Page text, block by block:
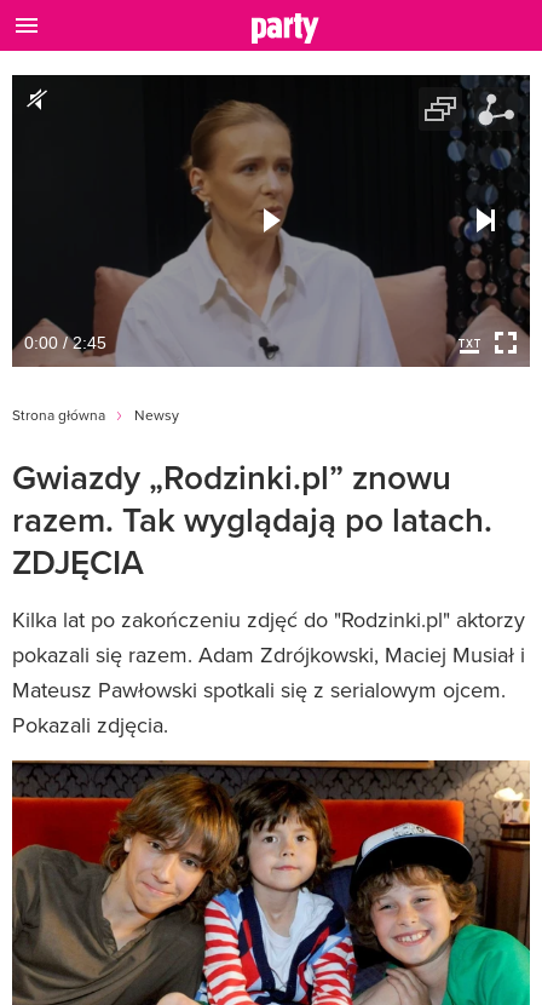
0:00 / 2:45
Strona główna Newsy
Gwiazdy „Rodzinki.pl” znowu
razem. Tak wyglądają po latach.
ZDJĘCIA
Kilka lat po zakończeniu zdjęć do "Rodzinki.pl" aktorzy
pokazali się razem. Adam Zdrójkowski, Maciej Musiał i
Mateusz Pawłowski spotkali się z serialowym ojcem.
Pokazali zdjęcia.